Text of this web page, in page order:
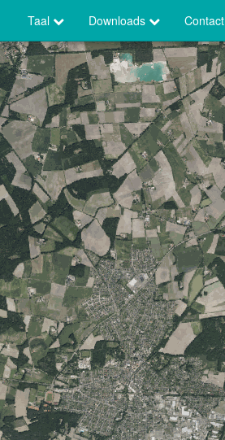
Taal Downloads Contact